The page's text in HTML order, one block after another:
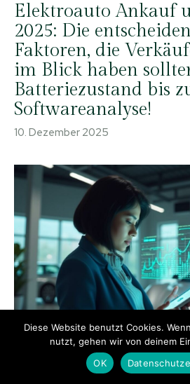
Elektroauto Ankauf
2025: Die
Faktoren, die
im Blick haben
Batteriezustand bis
Softwareanalyse!
10. Dezember 2025
Diese Website benutzt Cookies.
nutzt, gehen wir von deinem
OK